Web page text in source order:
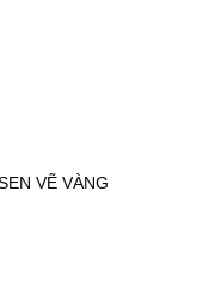
VẼ VÀNG